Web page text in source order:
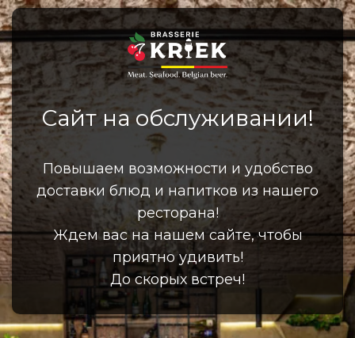
Сайт на обслуживании!
Повышаем возможности и удобство
доставки блюд и напитков из нашего
ресторана!
Ждем вас на нашем сайте, чтобы
приятно удивить!
До скорых встреч!